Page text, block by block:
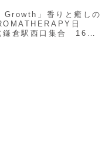
Growth」香りと癒しの
日
倉駅西口集合 16時